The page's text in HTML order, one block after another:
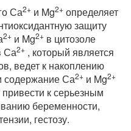
Са2+ и Mg2+ определяет
защиту
2+ и Mg2+ в цитозоле
Са2+ , который является
ведет к накоплению
содержание Са2+ и Mg2+
к серьезным
беременности,
гестозу.